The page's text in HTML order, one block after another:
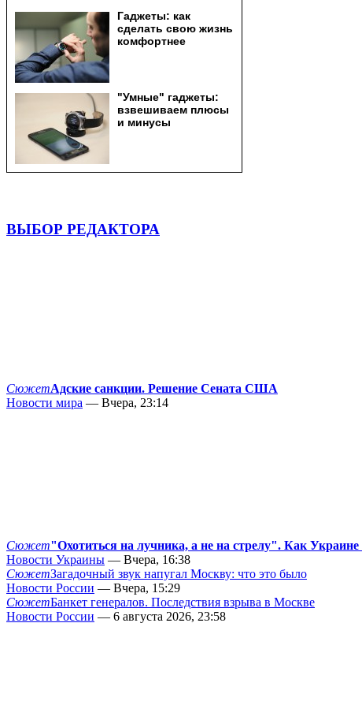
ВЫБОР РЕДАКТОРА
СюжетАдские санкции. Решение Сената США
Новости мира — Вчера, 23:14
Сюжет"Охотиться на лучника, а не на стрелу". Как Украине
Новости Украины — Вчера, 16:38
СюжетЗагадочный звук напугал Москву: что это было
Новости России — Вчера, 15:29
СюжетБанкет генералов. Последствия взрыва в Москве
Новости России — 6 августа 2026, 23:58